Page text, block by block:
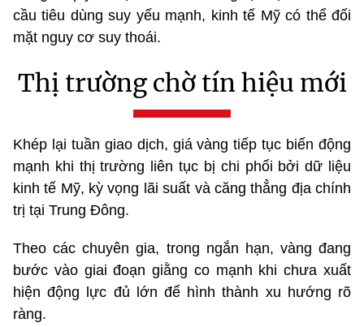
cầu tiêu dùng suy yếu mạnh, kinh tế Mỹ có thể đối
mặt nguy cơ suy thoái.
Thị trường chờ tín hiệu mới
Khép lại tuần giao dịch, giá vàng tiếp tục biến động
mạnh khi thị trường liên tục bị chi phối bởi dữ liệu
kinh tế Mỹ, kỳ vọng lãi suất và căng thẳng địa chính
trị tại Trung Đông.
Theo các chuyên gia, trong ngắn hạn, vàng đang
bước vào giai đoạn giằng co mạnh khi chưa xuất
hiện động lực đủ lớn để hình thành xu hướng rõ
ràng.